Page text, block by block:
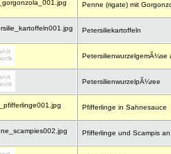
Penne (rigate) mit
Petersiliekartoffeln
PetersilienwurzelgemÃ¼se
PetersilienwurzelpÃ¼ree
Pfifferlinge in Sahnesauce
Pfifferlinge und Scampis